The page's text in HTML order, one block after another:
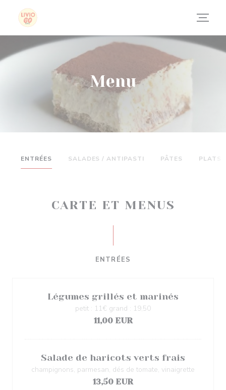
Panel pro správu cookies
Menu
ENTRÉES SALADES / ANTIPASTI PÂTES PLATS
CARTE ET MENUS
ENTRÉES
Légumes grillés et marinés
petit : 11€ grand : 19,50
11,00 EUR
Salade de haricots verts frais
champignons, parmesan, dés de tomate, vinaigrette
13,50 EUR